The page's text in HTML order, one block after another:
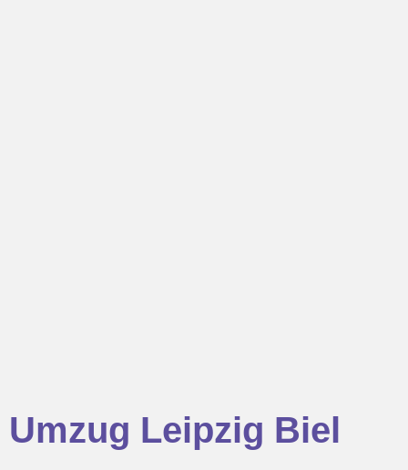
Umzug Leipzig Biel